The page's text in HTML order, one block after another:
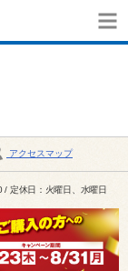
アクセスマップ
定休日：火曜日、水曜日